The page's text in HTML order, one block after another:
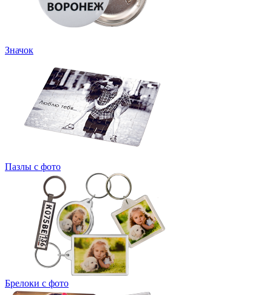
Значок
Пазлы с фото
Брелоки с фото